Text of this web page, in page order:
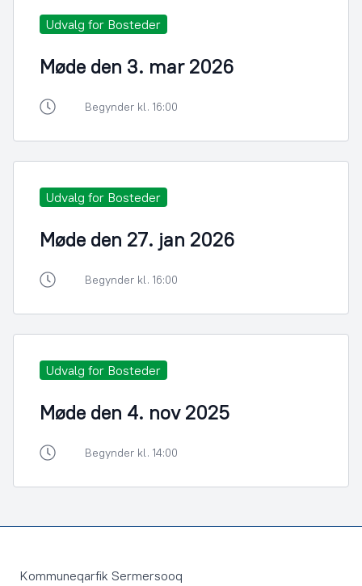
Udvalg for Bosteder
Møde den 3. mar 2026
Begynder kl. 16:00
Udvalg for Bosteder
Møde den 27. jan 2026
Begynder kl. 16:00
Udvalg for Bosteder
Møde den 4. nov 2025
Begynder kl. 14:00
Kommuneqarfik Sermersooq